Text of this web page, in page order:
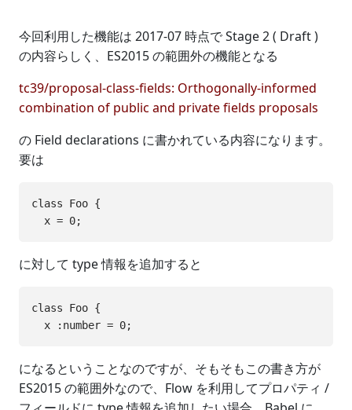
今回利用した機能は 2017-07 時点で Stage 2 ( Draft )
の内容らしく、ES2015 の範囲外の機能となる
tc39/proposal-class-fields: Orthogonally-informed
combination of public and private fields proposals
の Field declarations に書かれている内容になります。
要は
class Foo {
に対して type 情報を追加すると
class Foo {
になるということなのですが、そもそもこの書き方が
ES2015 の範囲外なので、Flow を利用してプロパティ /